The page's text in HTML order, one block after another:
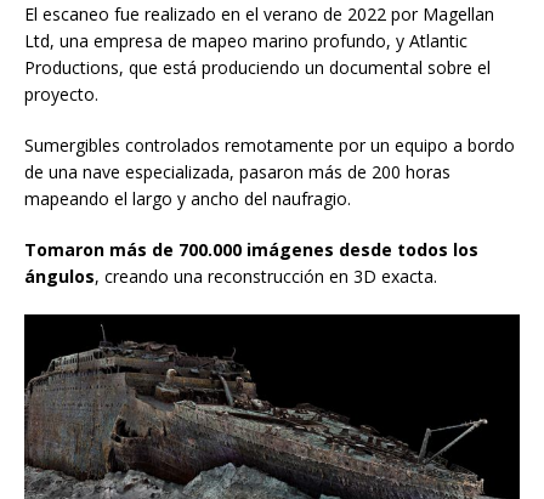
El escaneo fue realizado en el verano de 2022 por Magellan
Ltd, una empresa de mapeo marino profundo, y Atlantic
Productions, que está produciendo un documental sobre el
proyecto.
Sumergibles controlados remotamente por un equipo a bordo
de una nave especializada, pasaron más de 200 horas
mapeando el largo y ancho del naufragio.
Tomaron más de 700.000 imágenes desde todos los
ángulos, creando una reconstrucción en 3D exacta.